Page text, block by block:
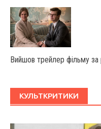
Вийшов трейлер фільму
КУЛЬТКРИТИКИ